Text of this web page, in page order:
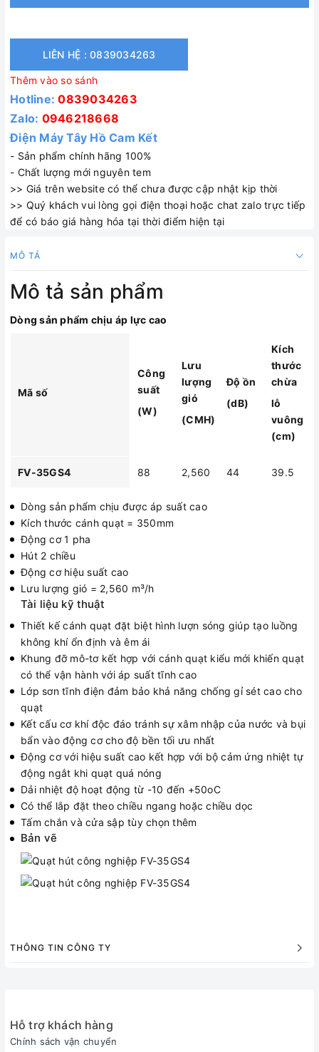
LIÊN HỆ : 0839034263
Thêm vào so sánh
Hotline:0839034263
Zalo: 0946218668
Điện Máy Tây Hồ Cam Kết
- Sản phẩm chính hãng 100%
- Chất lượng mới nguyên tem
>> Giá trên website có thể chưa được cập nhật kịp thời
>> Quý khách vui lòng gọi điện thoại hoặc chat zalo trực tiếp
để có báo giá hàng hóa tại thời điểm hiện tại
MÔ TẢ
Mô tả sản phẩm
Dòng sản phẩm chịu áp lực cao
Mã số
Công
suất
(W)
Lưu
lượng
gió
(CMH)
Độ ồn
(dB)
Kích
thước
chừa
lỗ
vuông
(cm)
FV-35GS4 88 2,560 44 39.5
Dòng sản phẩm chịu được áp suất cao
Kích thước cánh quạt = 350mm
Động cơ 1 pha
Hút 2 chiều
Động cơ hiệu suất cao
Lưu lượng gió = 2,560 m³/h
Tài liệu kỹ thuật
Thiết kế cánh quạt đặt biệt hình lượn sóng giúp tạo luồng
không khí ổn định và êm ái
Khung đỡ mô-tơ kết hợp với cánh quạt kiểu mới khiến quạt
có thể vận hành với áp suất tĩnh cao
Lớp sơn tĩnh điện đảm bảo khả năng chống gỉ sét cao cho
quạt
Kết cấu cơ khí độc đáo tránh sự xâm nhập của nước và bụi
bẩn vào động cơ cho độ bền tối ưu nhất
Động cơ với hiệu suất cao kết hợp với bộ cảm ứng nhiệt tự
động ngắt khi quạt quá nóng
Dải nhiệt độ hoạt động từ -10 đến +50oC
Có thể lắp đặt theo chiều ngang hoặc chiều dọc
Tấm chắn và cửa sập tùy chọn thêm
Bản vẽ
THÔNG TIN CÔNG TY
Hỗ trợ khách hàng
Chính sách vận chuyển